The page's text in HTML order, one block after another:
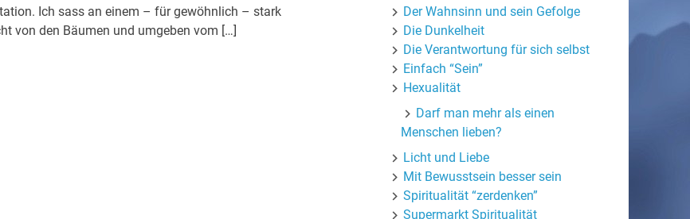
Ich sass an einem – für gewöhnlich – stark
von den Bäumen und umgeben vom […]
Der Wahnsinn und sein Gefolge
Die Dunkelheit
Die Verantwortung für sich selbst
Einfach “Sein”
Hexualität
Darf man mehr als einen
Menschen lieben?
Licht und Liebe
Mit Bewusstsein besser sein
Spiritualität “zerdenken”
Supermarkt Spiritualität